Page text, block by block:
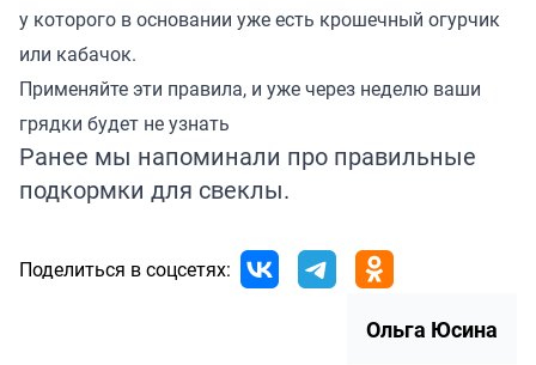
у которого в основании уже есть крошечный огурчик
или кабачок.
Применяйте эти правила, и уже через неделю ваши
грядки будет не узнать
Ранее мы напоминали про правильные
подкормки для свеклы.
Поделиться в соцсетях:
Ольга Юсина